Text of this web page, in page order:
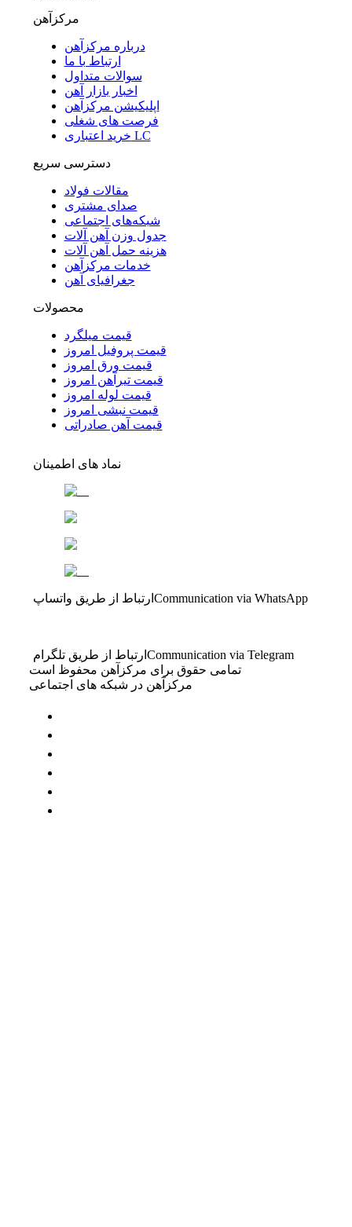
مرکزآهن
درباره مرکزآهن
ارتباط با ما
سوالات متداول
اخبار بازار آهن
اپلیکیشن مرکزآهن
فرصت های شغلی
خرید اعتباری LC
دسترسی سریع
مقالات فولاد
صدای مشتری
شبکه‌های اجتماعی
جدول وزن آهن آلات
هزینه حمل آهن آلات
خدمات مرکزآهن
جغرافیای آهن
محصولات
قیمت میلگرد
قیمت پروفیل امروز
قیمت ورق امروز
قیمت تیرآهن امروز
قیمت لوله امروز
قیمت نبشی امروز
قیمت آهن صادراتی
نماد های اطمینان
ارتباط از طریق واتساپ Communication via WhatsApp
ارتباط از طریق تلگرام Communication via Telegram
تمامی حقوق برای مرکزآهن محفوظ است
مرکزآهن در شبکه های اجتماعی